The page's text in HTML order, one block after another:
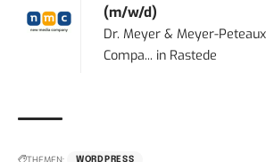
(m/w/d)
Dr. Meyer & Meyer-
Compa... in Rastede
WORDPRESS